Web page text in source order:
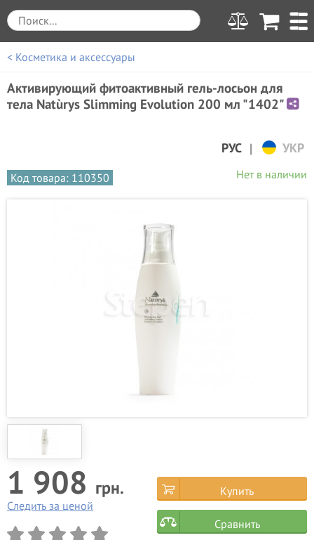
< Косметика и аксессуары
Активирующий фитоактивный гель-лосьон для
тела Natùrys Slimming Evolution 200 мл "1402"
РУС | УКР
Код товара: 110350 Нет в наличии
1 908 грн.
Следить за ценой
Купить
Сравнить